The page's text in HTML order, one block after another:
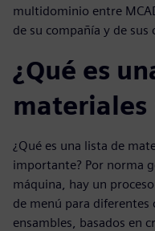
multidominio entre
de su compañía y de sus
¿Qué es
materiales
¿Qué es una lista de
importante? Por norma
máquina, hay un
de menú para
ensambles, basados en